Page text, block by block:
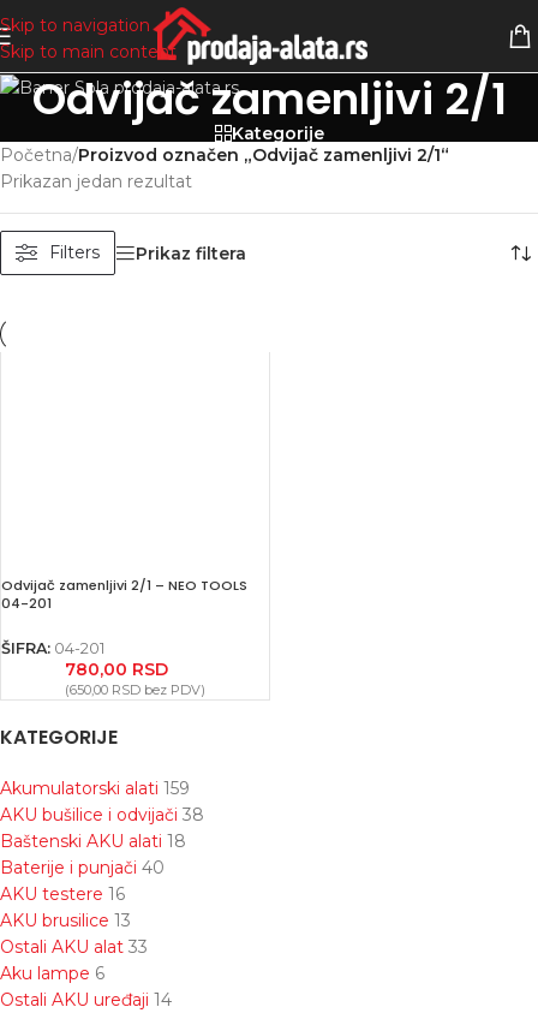
Skip to navigation
Skip to main content
Odvijač zamenljivi 2/1
Kategorije
KATEGORIJE
Akumulatorski alati 159
AKU bušilice i odvijači 38
Baštenski AKU alati 18
Baterije i punjači 40
AKU testere 16
AKU brusilice 13
Ostali AKU alat 33
Aku lampe 6
Ostali AKU uređaji 14
Početna/Proizvod označen „Odvijač zamenljivi 2/1“
Prikazan jedan rezultat
Filters Prikaz filtera
Odvijač zamenljivi 2/1 – NEO TOOLS
04-201
ŠIFRA: 04-201
780,00 RSD
(650,00 RSDbez PDV)